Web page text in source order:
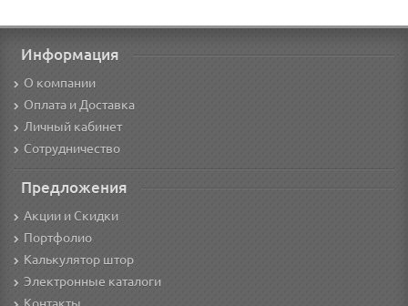
Информация
О компании
Оплата и Доставка
Личный кабинет
Сотрудничество
Предложения
Акции и Скидки
Портфолио
Калькулятор штор
Электронные каталоги